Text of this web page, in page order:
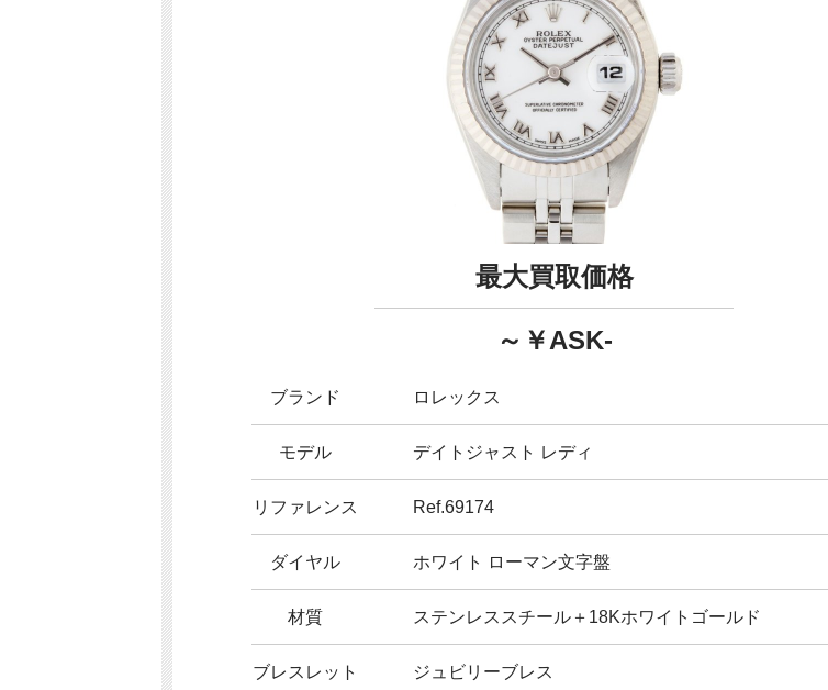
最大買取価格
～￥ASK-
ブランド ロレックス
モデル デイトジャスト レディ
リファレンス Ref.69174
ダイヤル ホワイト ローマン文字盤
材質 ステンレススチール＋18Kホワイトゴールド
ブレスレット ジュビリーブレス